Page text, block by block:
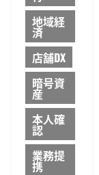
地域経
済
店舗DX
暗号資
産
本人確
認
業務提
携